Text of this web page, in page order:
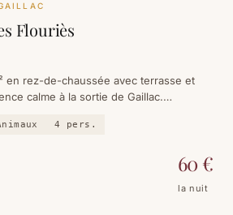
Flouriès
en rez-de-chaussée avec terrasse et
calme à la sortie de Gaillac.
viticoles.
4 pers.
60 €
la nuit